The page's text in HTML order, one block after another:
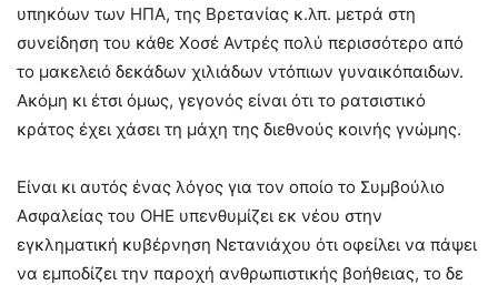
υπηκόων των ΗΠΑ, της Βρετανίας κ.λπ. μετρά στη
συνείδηση του κάθε Χοσέ Αντρές πολύ περισσότερο από
το μακελειό δεκάδων χιλιάδων ντόπιων γυναικόπαιδων.
Ακόμη κι έτσι όμως, γεγονός είναι ότι το ρατσιστικό
κράτος έχει χάσει τη μάχη της διεθνούς κοινής γνώμης.
Είναι κι αυτός ένας λόγος για τον οποίο το Συμβούλιο
Ασφαλείας του ΟΗΕ υπενθυμίζει εκ νέου στην
εγκληματική κυβέρνηση Νετανιάχου ότι οφείλει να πάψει
να εμποδίζει την παροχή ανθρωπιστικής βοήθειας, το δε